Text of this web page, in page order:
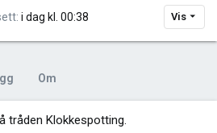
i dag kl. 00:38 Vis
Om
tråden Klokkespotting.